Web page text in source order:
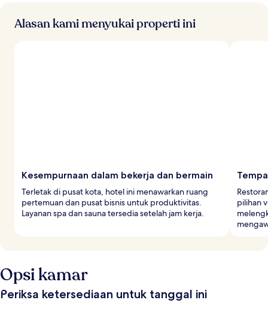
Alasan kami menyukai properti ini
Kesempurnaan dalam bekerja dan bermain
Terletak di pusat kota, hotel ini menawarkan ruang
pertemuan dan pusat bisnis untuk produktivitas.
Layanan spa dan sauna tersedia setelah jam kerja.
pilihan
Opsi kamar
Periksa ketersediaan untuk tanggal ini